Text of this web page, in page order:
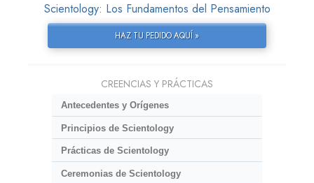
Scientology: Los Fundamentos del Pensamiento
HAZ TU PEDIDO AQUÍ »
CREENCIAS Y PRÁCTICAS
Antecedentes y Orígenes
Principios de Scientology
Prácticas de Scientology
Ceremonias de Scientology